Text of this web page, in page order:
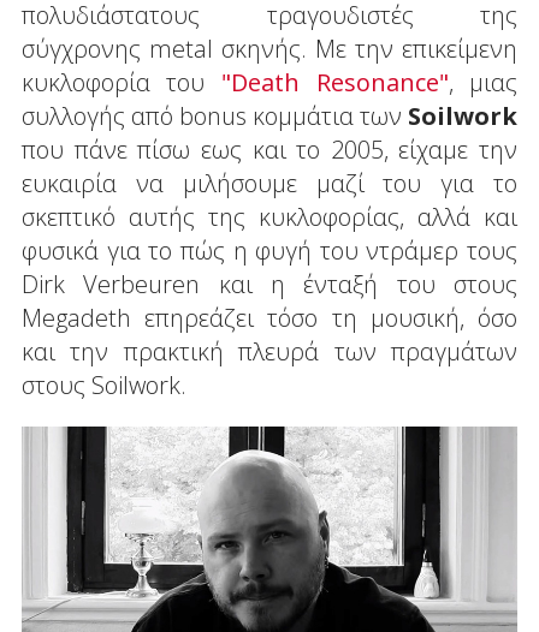
πολυδιάστατους τραγουδιστές της
σύγχρονης metal σκηνής. Με την επικείμενη
κυκλοφορία του "Death Resonance", μιας
συλλογής από bonus κομμάτια των Soilwork
που πάνε πίσω εως και το 2005, είχαμε την
ευκαιρία να μιλήσουμε μαζί του για το
σκεπτικό αυτής της κυκλοφορίας, αλλά και
φυσικά για το πώς η φυγή του ντράμερ τους
Dirk Verbeuren και η ένταξή του στους
Megadeth επηρεάζει τόσο τη μουσική, όσο
και την πρακτική πλευρά των πραγμάτων
στους Soilwork.